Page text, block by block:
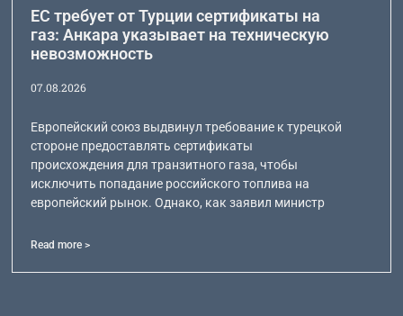
ЕС требует от Турции сертификаты на
газ: Анкара указывает на техническую
невозможность
07.08.2026
Европейский союз выдвинул требование к турецкой
стороне предоставлять сертификаты
происхождения для транзитного газа, чтобы
исключить попадание российского топлива на
европейский рынок. Однако, как заявил министр
Read more >